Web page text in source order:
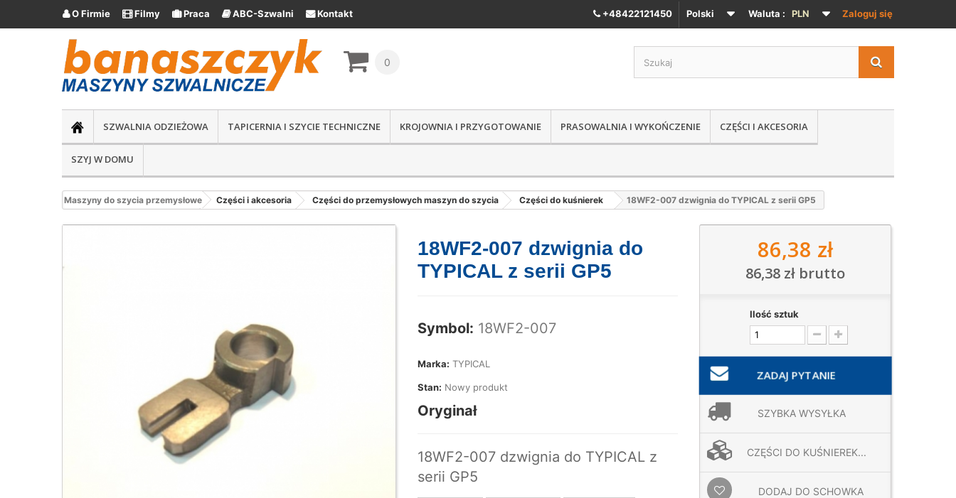
Zaloguj się
Waluta : PLN
Polski
O Firmie Filmy Praca ABC-Szwalni Kontakt +48422121450
0
SZWALNIA ODZIEŻOWA TAPICERNIA I SZYCIE TECHNICZNE KROJOWNIA I PRZYGOTOWANIE PRASOWALNIA I WYKOŃCZENIE CZĘŚCI I AKCESORIA
SZYJ W DOMU
Maszyny do szycia przemysłowe Części i akcesoria Części do przemysłowych maszyn do szycia Części do kuśnierek 18WF2-007 dzwignia do TYPICAL z serii GP5
18WF2-007 dzwignia do
TYPICAL z serii GP5
Symbol: 18WF2-007
Marka: TYPICAL
Stan: Nowy produkt
Oryginał
18WF2-007 dzwignia do TYPICAL z
serii GP5
86,38 zł
86,38 zł brutto
Ilość sztuk
ZADAJ PYTANIE
SZYBKA WYSYŁKA
CZĘŚCI DO KUŚNIEREK...
DODAJ DO SCHOWKA